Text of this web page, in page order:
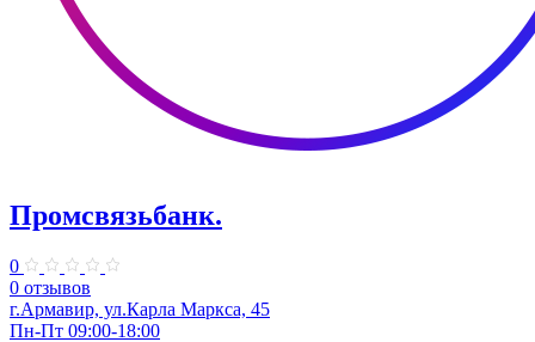
Промсвязьбанк.
0
0 отзывов
г.Армавир, ул.Карла Маркса, 45
Пн-Пт 09:00-18:00